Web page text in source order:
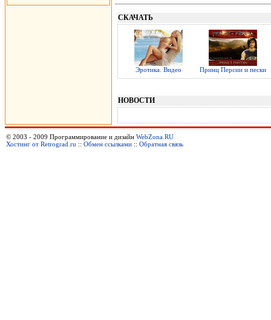
СКАЧАТЬ
Эротика. Видео Принц Персии и пески
НОВОСТИ
© 2003 - 2009 Программирование и дизайн WebZona.RU
Хостинг от Retrograd.ru :: Обмен ссылками :: Обратная связь